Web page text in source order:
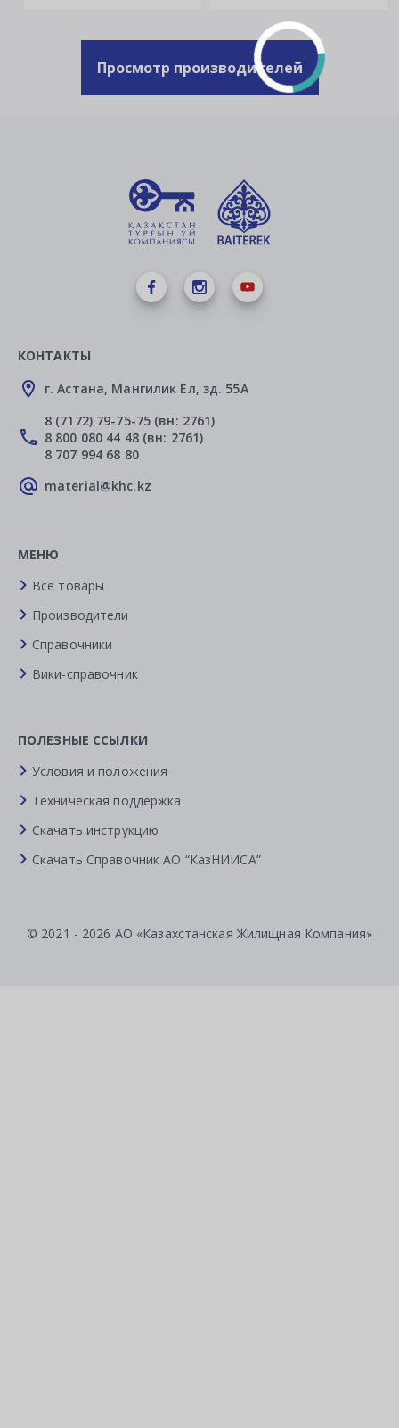
Просмотр производителей
КОНТАКТЫ
г. Астана, Мангилик Ел, зд. 55А
8 (7172) 79-75-75 (вн: 2761)
8 800 080 44 48 (вн: 2761)
8 707 994 68 80
material@khc.kz
МЕНЮ
Все товары
Производители
Справочники
Вики-справочник
ПОЛЕЗНЫЕ ССЫЛКИ
Условия и положения
Техническая поддержка
Скачать инструкцию
Скачать Справочник АО “КазНИИСА”
© 2021 - 2026 АО «Казахстанская Жилищная Компания»